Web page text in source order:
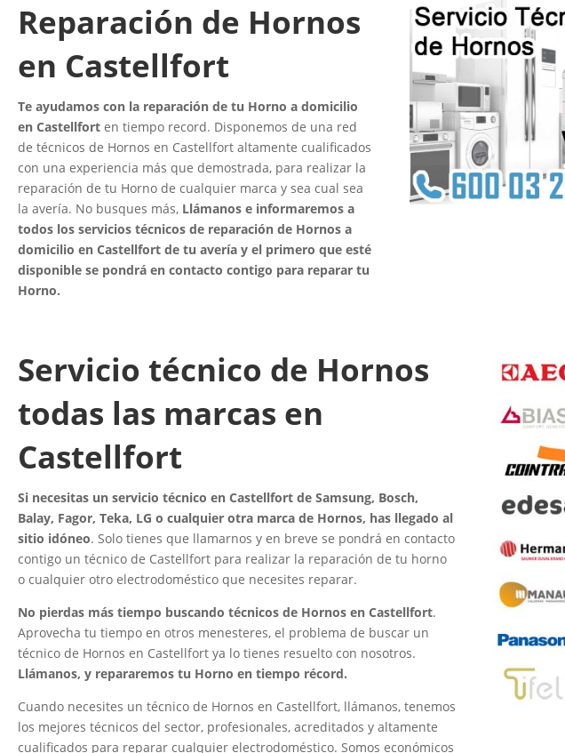
Reparación de Hornos
en Castellfort
Te ayudamos con la reparación de tu Horno a domicilio
en Castellfort en tiempo record. Disponemos de una red
de técnicos de Hornos en Castellfort altamente cualificados
con una experiencia más que demostrada, para realizar la
reparación de tu Horno de cualquier marca y sea cual sea
la avería. No busques más, Llámanos e informaremos a
todos los servicios técnicos de reparación de Hornos a
domicilio en Castellfort de tu avería y el primero que esté
disponible se pondrá en contacto contigo para reparar tu
Horno.
Servicio técnico de Hornos
todas las marcas en
Castellfort
Si necesitas un servicio técnico en Castellfort de Samsung, Bosch,
Balay, Fagor, Teka, LG o cualquier otra marca de Hornos, has llegado al
sitio idóneo. Solo tienes que llamarnos y en breve se pondrá en contacto
contigo un técnico de Castellfort para realizar la reparación de tu horno
o cualquier otro electrodoméstico que necesites reparar.
No pierdas más tiempo buscando técnicos de Hornos en Castellfort.
Aprovecha tu tiempo en otros menesteres, el problema de buscar un
técnico de Hornos en Castellfort ya lo tienes resuelto con nosotros.
Llámanos, y repararemos tu Horno en tiempo récord.
Cuando necesites un técnico de Hornos en Castellfort, llámanos, tenemos
los mejores técnicos del sector, profesionales, acreditados y altamente
cualificados para reparar cualquier electrodoméstico. Somos económicos